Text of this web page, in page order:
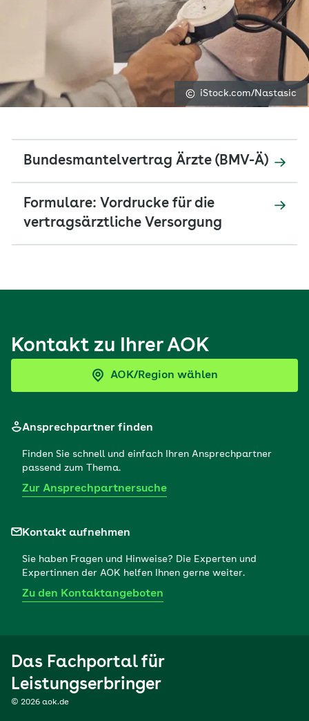
iStock.com/Nastasic
Bundesmantelvertrag Ärzte (BMV-Ä)
Formulare: Vordrucke für die
vertragsärztliche Versorgung
Kontakt zu Ihrer AOK
AOK/Region wählen
Ansprechpartner finden
Finden Sie schnell und einfach Ihren Ansprechpartner
passend zum Thema.
Zur Ansprechpartnersuche
Kontakt aufnehmen
Sie haben Fragen und Hinweise? Die Experten und
Expertinnen der AOK helfen Ihnen gerne weiter.
Zu den Kontaktangeboten
Das Fachportal für
Leistungserbringer
© 2026 aok.de